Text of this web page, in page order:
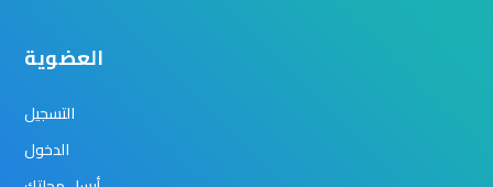
العضوية
التسجيل
الدخول